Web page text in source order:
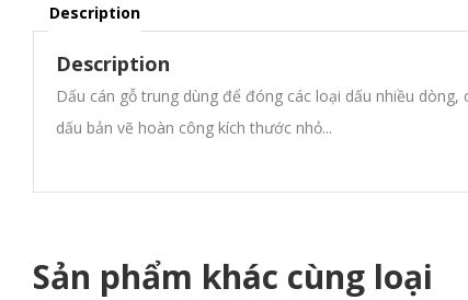
Description
Description
Dấu cán gỗ trung dùng để đóng các loại dấu nhiều
dấu bản vẽ hoàn công kích thước nhỏ...
Sản phẩm khác cùng loại